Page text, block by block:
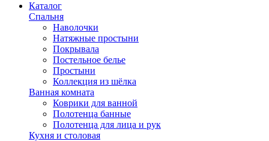
Каталог
Спальня
Наволочки
Натяжные простыни
Покрывала
Постельное белье
Простыни
Коллекция из шёлка
Ванная комната
Коврики для ванной
Полотенца банные
Полотенца для лица и рук
Кухня и столовая